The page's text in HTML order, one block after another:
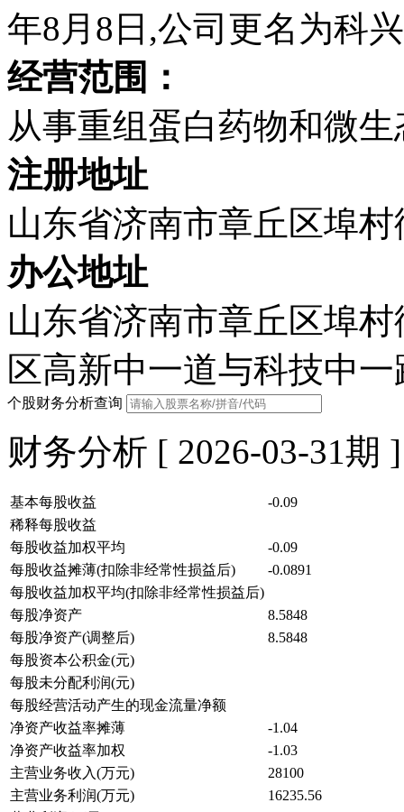
年8月8日,公司更名为科
经营范围：
从事重组蛋白药物和微
注册地址
山东省济南市章丘区埠
办公地址
山东省济南市章丘区埠
区高新中一道与科技中
个股财务分析查询
财务分析 [ 2026-03-31期 ]
基本每股收益
-0.09
稀释每股收益
每股收益加权平均
-0.09
每股收益摊薄(扣除非经常性损益后)
-0.0891
每股收益加权平均(扣除非经常性损益后)
每股净资产
8.5848
每股净资产(调整后)
8.5848
每股资本公积金(元)
每股未分配利润(元)
每股经营活动产生的现金流量净额
净资产收益率摊薄
-1.04
净资产收益率加权
-1.03
主营业务收入(万元)
28100
主营业务利润(万元)
16235.56